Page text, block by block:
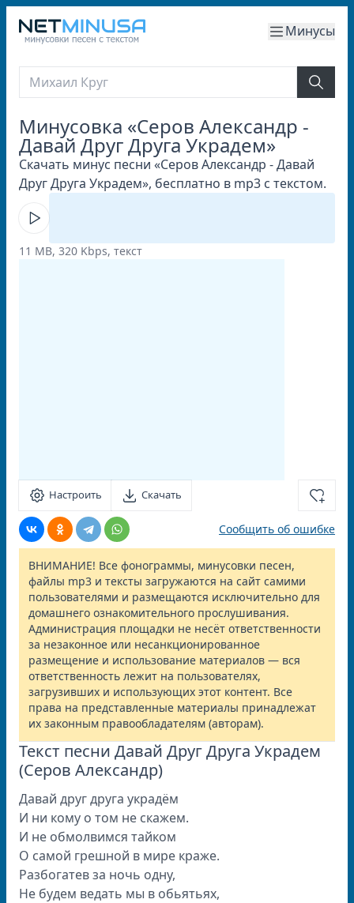
Минусы
Минусовка «Серов Александр -
Давай Друг Друга Украдем»
Скачать минус песни «Серов Александр - Давай
Друг Друга Украдем», бесплатно в mp3 с текстом.
11 MB, 320 Kbps, текст
Настроить Скачать
Сообщить об ошибке
ВНИМАНИЕ! Все фонограммы, минусовки песен,
файлы mp3 и тексты загружаются на сайт самими
пользователями и размещаются исключительно для
домашнего ознакомительного прослушивания.
Администрация площадки не несёт ответственности
за незаконное или несанкционированное
размещение и использование материалов — вся
ответственность лежит на пользователях,
загрузивших и использующих этот контент. Все
права на представленные материалы принадлежат
их законным правообладателям (авторам).
Текст песни Давай Друг Друга Украдем
(Серов Александр)
Давай друг друга украдём
И ни кому о том не скажем.
И не обмолвимся тайком
О самой грешной в мире краже.
Разбогатев за ночь одну,
Не будем ведать мы в обьятьях,